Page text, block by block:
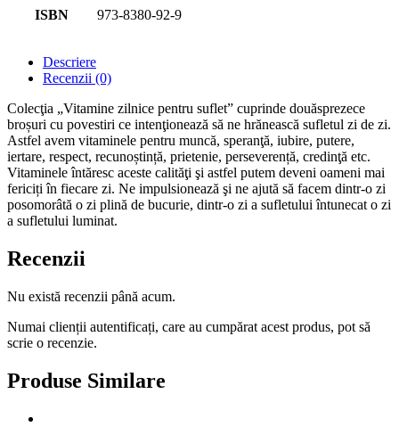
ISBN 973-8380-92-9
Descriere
Recenzii (0)
Colecţia „Vitamine zilnice pentru suflet” cuprinde douăsprezece
broșuri cu povestiri ce intenţionează să ne hrănească sufletul zi de zi.
Astfel avem vitaminele pentru muncă, speranţă, iubire, putere,
iertare, respect, recunoștință, prietenie, perseverență, credinţă etc.
Vitaminele întăresc aceste calităţi şi astfel putem deveni oameni mai
fericiți în fiecare zi. Ne impulsionează şi ne ajută să facem dintr-o zi
posomorâtă o zi plină de bucurie, dintr-o zi a sufletului întunecat o zi
a sufletului luminat.
Recenzii
Nu există recenzii până acum.
Numai clienții autentificați, care au cumpărat acest produs, pot să
scrie o recenzie.
Produse Similare